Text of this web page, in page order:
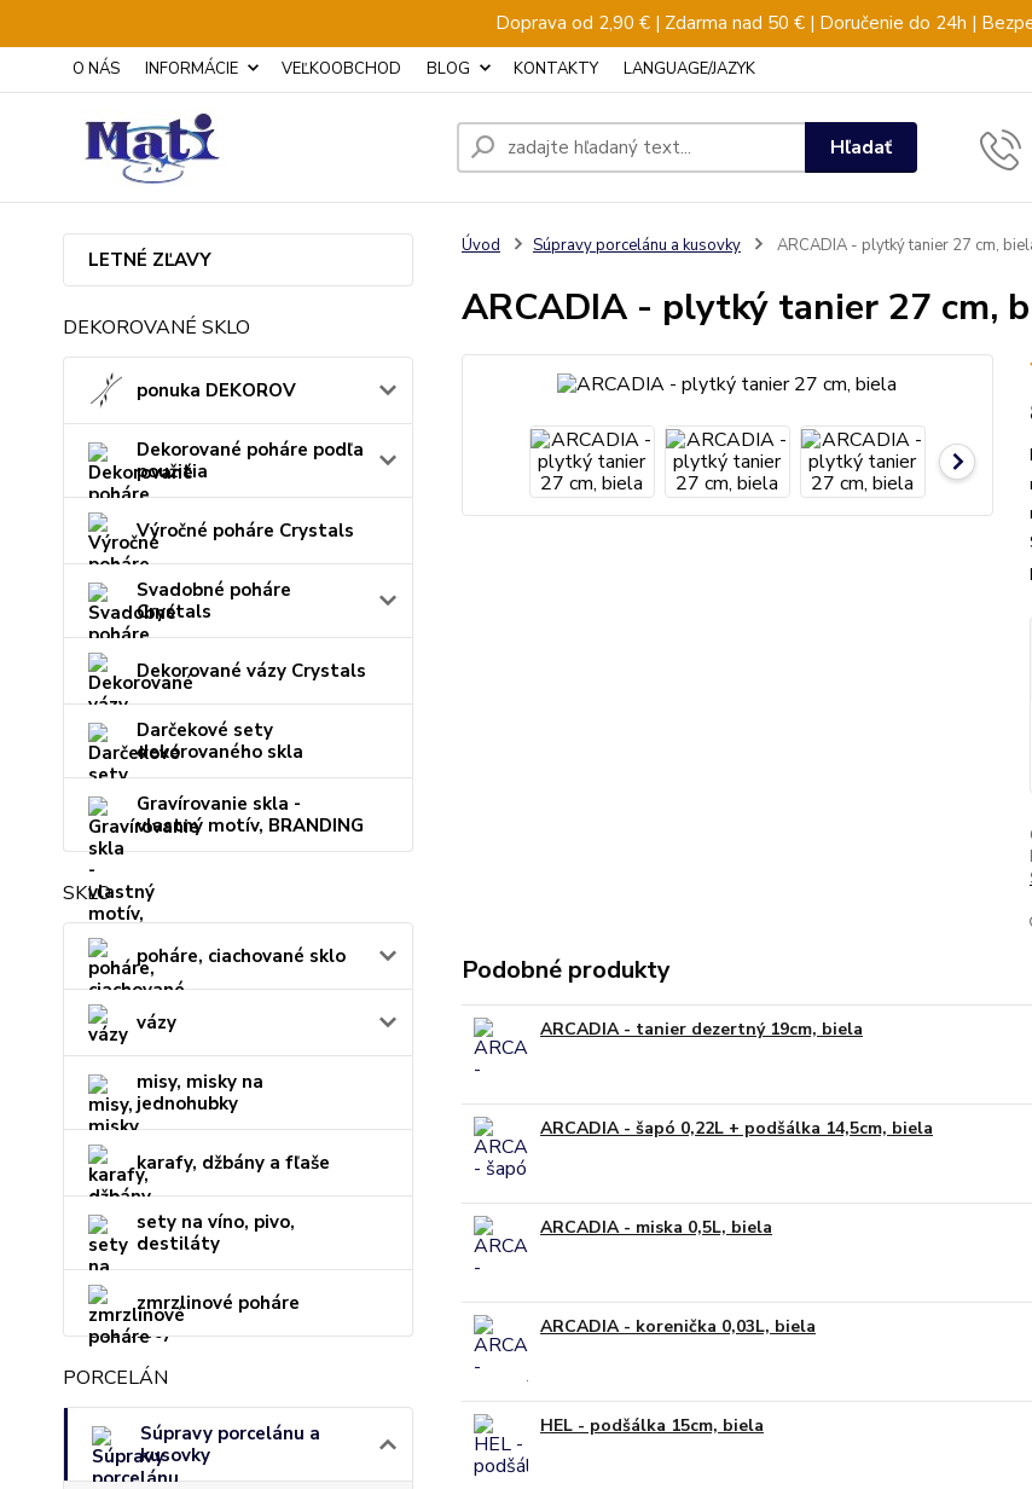
Doprava od 2,90 € | Zdarma nad 50 € | Doručenie do 24h |
O NÁS INFORMÁCIE VEĽKOOBCHOD BLOG KONTAKTY LANGUAGE/JAZYK
Hľadať
LETNÉ ZĽAVY
DEKOROVANÉ SKLO
ponuka DEKOROV
Dekorované poháre podľa
použitia
Výročné poháre Crystals
Svadobné poháre
Crystals
Dekorované vázy Crystals
Darčekové sety
dekorovaného skla
Gravírovanie skla -
vlastný motív, BRANDING
SKLO
poháre, ciachované sklo
vázy
misy, misky na
jednohubky
karafy, džbány a fľaše
sety na víno, pivo,
destiláty
zmrzlinové poháre
PORCELÁN
Súpravy porcelánu a
kusovky
Úvod Súpravy porcelánu a kusovky ARCADIA - plytký tanier 27 cm,
ARCADIA - plytký tanier 27 cm,
Podobné produkty
ARCADIA - tanier dezertný 19cm, biela
ARCADIA - šapó 0,22L + podšálka 14,5cm, biela
ARCADIA - miska 0,5L, biela
ARCADIA - korenička 0,03L, biela
HEL - podšálka 15cm, biela